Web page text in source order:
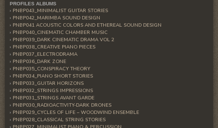
PROFILES ALBUMS
PNBP043_MINIMALIST GUITAR STORIES
PNBP042_MARIMBA SOUND DESIGN
PNBP041 ACOUSTIC COLORS AND ETHEREAL SOUND DESIGN
PNBP040_CINEMATIC CHAMBER MUSIC
PNBP039_DARK CINEMATIC DRAMA VOL 2
PNBP038_CREATIVE PIANO PIECES
PNBP037_ELECTRODRAMA
PNBP036_DARK ZONE
PNBP035_CONSPIRACY THEORY
PNBP034_PIANO SHORT STORIES
PNBP033_GUITAR HORIZONS
PNBP032_STRINGS IMPRESSIONS
PNBP031_STRINGS AVANT GARDE
PNBP030_RADIOACTIVITY-DARK DRONES
PNBP029_CYCLES OF LIFE – WOODWIND ENSEMBLE
PNBP028_CLASSICAL STRING STORIES